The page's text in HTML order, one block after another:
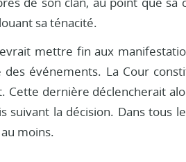
sa ténacité.
mettre fin aux
des événements. La Cour
Cette dernière déclencherait
suivant la décision. Dans tous
moins.